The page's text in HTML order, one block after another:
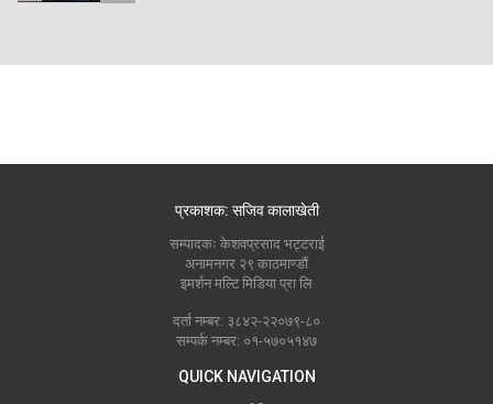
प्रकाशक: सजिव कालाखेती
सम्पादकः केशवप्रसाद भट्टराई
अनामनगर २९ काठमाण्डौं
इमर्शन मल्टि मिडिया प्रा लि
दर्ता नम्बर: ३८४२-२२०७९-८०
सम्पर्क नम्बर: ०१-५७०५१४७
QUICK NAVIGATION